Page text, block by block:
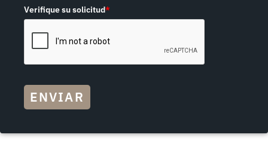
Verifique su solicitud*
ENVIAR